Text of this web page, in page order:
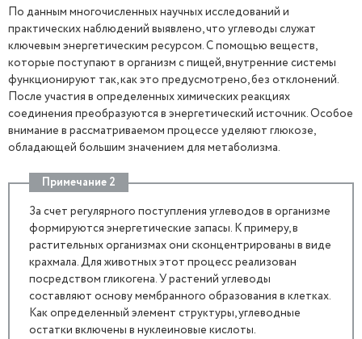
По данным многочисленных научных исследований и
практических наблюдений выявлено, что углеводы служат
ключевым энергетическим ресурсом. С помощью веществ,
которые поступают в организм с пищей, внутренние системы
функционируют так, как это предусмотрено, без отклонений.
После участия в определенных химических реакциях
соединения преобразуются в энергетический источник. Особое
внимание в рассматриваемом процессе уделяют глюкозе,
обладающей большим значением для метаболизма.
Примечание 2
За счет регулярного поступления углеводов в организме
формируются энергетические запасы. К примеру, в
растительных организмах они сконцентрированы в виде
крахмала. Для животных этот процесс реализован
посредством гликогена. У растений углеводы
составляют основу мембранного образования в клетках.
Как определенный элемент структуры, углеводные
остатки включены в нуклеиновые кислоты.